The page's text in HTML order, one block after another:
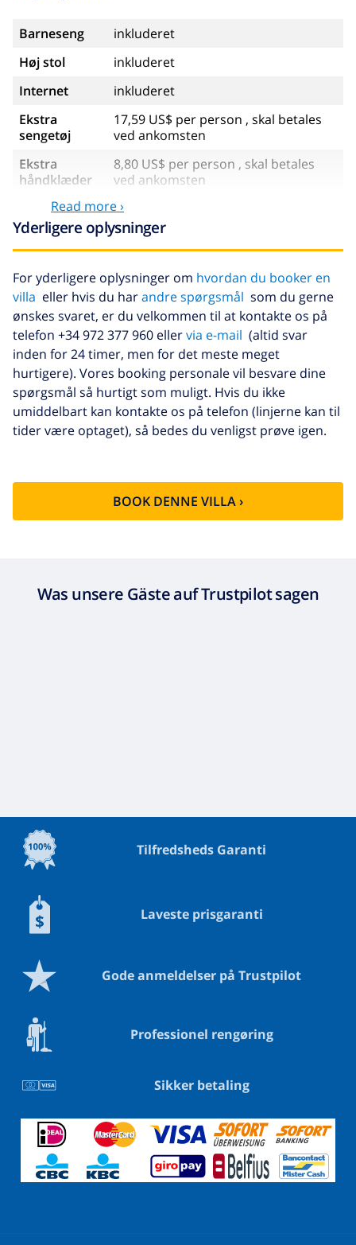
Barneseng
inkluderet
Høj stol
inkluderet
Internet
inkluderet
Ekstra
sengetøj
17,59 US$ per person , skal betales
ved ankomsten
Ekstra
håndklæder
8,80 US$ per person , skal betales
ved ankomsten
Sen checkout
113,75 US$
Ekstra
rengøring
baseret på energiforbruget
(52,77 US$/HOUR)
Afbestillings
fond:
4.80% af det samlede beløb
Read more ›
Yderligere oplysninger
For yderligere oplysninger om hvordan du booker en
villa eller hvis du harandre spørgsmål som du gerne
ønskes svaret, er du velkommen til at kontakte os på
telefon +34 972 377 960 ellervia e-mail (altid svar
inden for 24 timer, men for det meste meget
hurtigere). Vores booking personale vil besvare dine
spørgsmål så hurtigt som muligt. Hvis du ikke
umiddelbart kan kontakte os på telefon (linjerne kan til
tider være optaget), så bedes du venligst prøve igen.
BOOK DENNE VILLA ›
Was unsere Gäste auf Trustpilot sagen
Tilfredsheds Garanti
Laveste prisgaranti
Gode anmeldelser på Trustpilot
Professionel rengøring
Sikker betaling